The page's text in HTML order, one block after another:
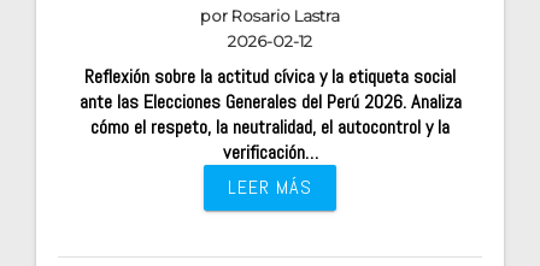
por Rosario Lastra
2026-02-12
Reflexión sobre la actitud cívica y la etiqueta social
ante las Elecciones Generales del Perú 2026. Analiza
cómo el respeto, la neutralidad, el autocontrol y la
verificación…
LEER MÁS